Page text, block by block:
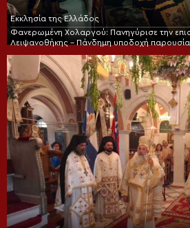
Εκκλησία της Ελλάδος
Φανερωμένη Χολαργού: Πανηγύρισε την
Λειψανοθήκης – Πάνδημη υποδοχή